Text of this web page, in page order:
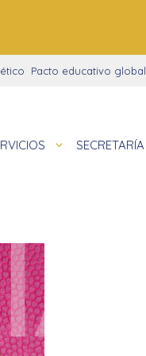
Pacto educativo global
didácticas
justo
SECRETARÍA